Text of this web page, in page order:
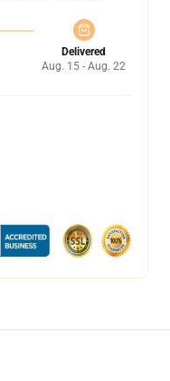
Delivered
Aug. 15 - Aug. 22